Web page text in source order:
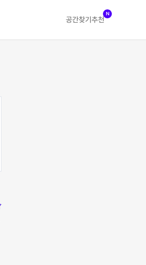
공간찾기 추천
N